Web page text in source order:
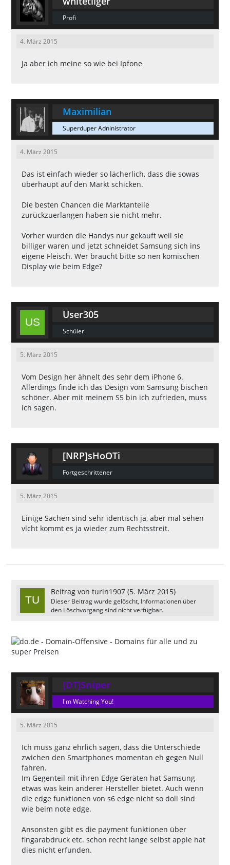
Profi
4. März 2015
Ja aber ich meine so wie bei Ipfone
Maximilian
Superduper Adninistrator
4. März 2015
Das ist einfach wieder so lächerlich, dass die sowas
überhaupt auf den Markt schicken.
Die besten Chancen die Marktanteile
zurückzuerlangen haben sie nicht mehr.
Vorher wurden die Handys nur gekauft weil sie
billiger waren und jetzt schneidet Samsung sich ins
eigene Fleisch. Wer braucht bitte so nen komischen
Display wie beim Edge?
User305
Schüler
5. März 2015
Vom Design her ähnelt des sehr dem iPhone 6.
Allerdings finde ich das Design vom Samsung bischen
schöner. Aber mit meinem S5 bin ich zufrieden, muss
ich sagen.
[NRP]sHoOTi
Fortgeschrittener
5. März 2015
Einige Sachen sind sehr identisch ja, aber mal sehen
vlcht kommt es ja wieder zum Rechtsstreit.
Beitrag vonturin1907 (5. März 2015)
Dieser Beitrag wurde gelöscht, Informationen über
den Löschvorgang sind nicht verfügbar.
[DT]Sniper
I'm Watching You!
5. März 2015
Ich muss ganz ehrlich sagen, dass die Unterschiede
zwichen den Smartphones momentan eh gegen Null
fahren.
Im Gegenteil mit ihren Edge Geräten hat Samsung
etwas was kein anderer Hersteller bietet. Auch wenn
die edge funktionen von s6 edge nicht so doll sind
wie beim note edge.
Ansonsten gibt es die payment funktionen über
fingarabdruck etc. schon recht lange selbst apple hat
dies nicht erfunden.